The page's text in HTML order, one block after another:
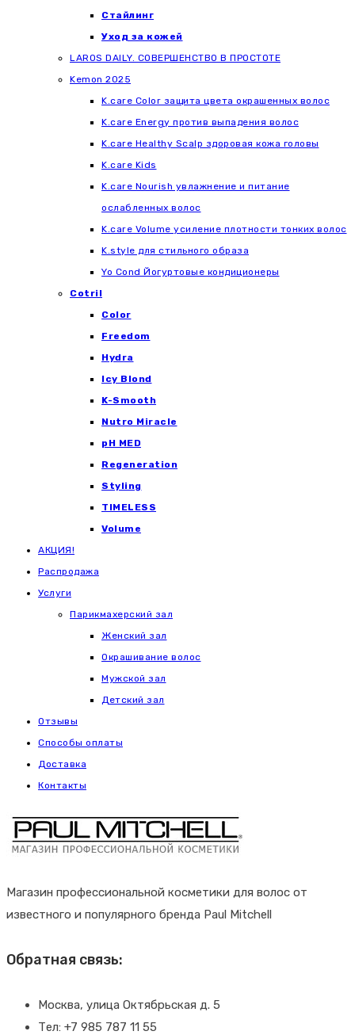
Стайлинг
Уход за кожей
LAROS DAILY. СОВЕРШЕНСТВО В ПРОСТОТЕ
Kemon 2025
K.care Color защита цвета окрашенных волос
K.care Energy против выпадения волос
K.care Healthy Scalp здоровая кожа головы
K.care Kids
K.care Nourish увлажнение и питание
ослабленных волос
K.care Volume усиление плотности тонких волос
K.style для стильного образа
Yo Cond Йогуртовые кондиционеры
Cotril
Color
Freedom
Hydra
Icy Blond
K-Smooth
Nutro Miracle
pH MED
Regeneration
Styling
TIMELESS
Volume
АКЦИЯ!
Распродажа
Услуги
Парикмахерский зал
Женский зал
Окрашивание волос
Мужской зал
Детский зал
Отзывы
Способы оплаты
Доставка
Контакты
Магазин профессиональной косметики для волос от
известного и популярного бренда Paul Mitchell
Обратная связь:
Москва, улица Октябрьская д. 5
Тел: +7 985 787 11 55